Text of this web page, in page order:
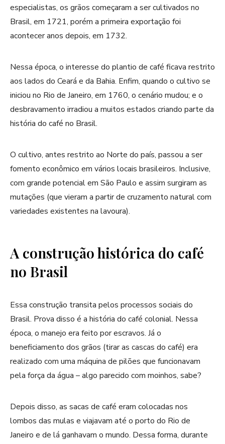
especialistas, os grãos começaram a ser cultivados no
Brasil, em 1721, porém a primeira exportação foi
acontecer anos depois, em 1732.
Nessa época, o interesse do plantio de café ficava restrito
aos lados do Ceará e da Bahia. Enfim, quando o cultivo se
iniciou no Rio de Janeiro, em 1760, o cenário mudou; e o
desbravamento irradiou a muitos estados criando parte da
história do café no Brasil.
O cultivo, antes restrito ao Norte do país, passou a ser
fomento econômico em vários locais brasileiros. Inclusive,
com grande potencial em São Paulo e assim surgiram as
mutações (que vieram a partir de cruzamento natural com
variedades existentes na lavoura).
A construção histórica do café
no Brasil
Essa construção transita pelos processos sociais do
Brasil. Prova disso é a história do café colonial. Nessa
época, o manejo era feito por escravos. Já o
beneficiamento dos grãos (tirar as cascas do café) era
realizado com uma máquina de pilões que funcionavam
pela força da água – algo parecido com moinhos, sabe?
Depois disso, as sacas de café eram colocadas nos
lombos das mulas e viajavam até o porto do Rio de
Janeiro e de lá ganhavam o mundo. Dessa forma, durante